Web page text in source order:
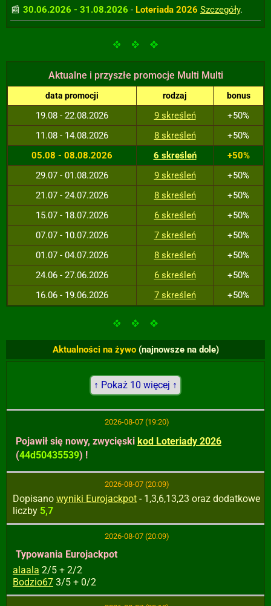
30.06.2026 - 31.08.2026 - Loteriada 2026 Szczegóły.
Aktualne i przyszłe promocje Multi Multi
data promocji rodzaj bonus
19.08 - 22.08.2026 9 skreśleń
+50%
11.08 - 14.08.2026
8 skreśleń
+50%
05.08 - 08.08.2026
6 skreśleń
+50%
29.07 - 01.08.2026
9 skreśleń
+50%
21.07 - 24.07.2026
8 skreśleń
+50%
15.07 - 18.07.2026
6 skreśleń
+50%
07.07 - 10.07.2026
7 skreśleń
+50%
01.07 - 04.07.2026
8 skreśleń
+50%
24.06 - 27.06.2026
6 skreśleń
+50%
16.06 - 19.06.2026
7 skreśleń +50%
Aktualności na żywo (najnowsze na dole)
↑ Pokaż 10 więcej ↑
2026-08-07 (19:20)
Pojawił się nowy, zwycięski kod Loteriady 2026
(44d50435539) !
2026-08-07 (20:09)
Dopisano wyniki Eurojackpot - 1,3,6,13,23 oraz dodatkowe
liczby 5,7
2026-08-07 (20:09)
Typowania Eurojackpot
alaala 2/5 + 2/2
Bodzio67 3/5 + 0/2